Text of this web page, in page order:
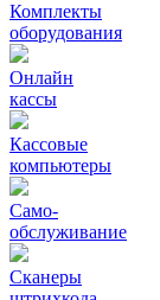
Комплекты
оборудования
Онлайн
кассы
Кассовые
компьютеры
Само-
обслуживание
Сканеры